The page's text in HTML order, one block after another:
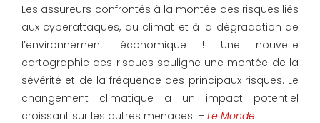
Les assureurs confrontés à la montée des risques liés
aux cyberattaques, au climat et à la dégradation de
l’environnement économique ! Une nouvelle
cartographie des risques souligne une montée de la
sévérité et de la fréquence des principaux risques. Le
changement climatique a un impact potentiel
croissant sur les autres menaces. – Le Monde